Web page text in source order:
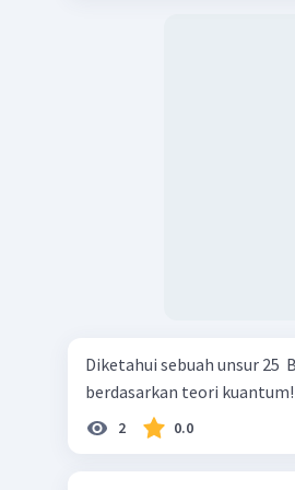
Diketahui sebuah unsur 25
berdasarkan teori kuantum!
2 0.0